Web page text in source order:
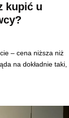
kupić u
– cena niższa niż
na dokładnie taki,